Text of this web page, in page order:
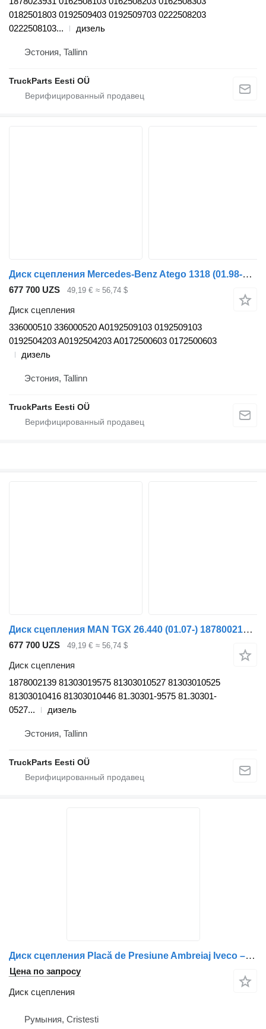
0182501803 0192509403 0192509703 0222508203
0222508103...
дизель
Эстония, Tallinn
TruckParts Eesti OÜ
Диск сцепления Mercedes-Benz Atego 1318 (01.98-12.04) 336000510 для тягача Mercedes-Benz Atego, Atego 2, Atego 3 (1996-)
677 700 UZS 49,19 € ≈ 56,74 $
Диск сцепления
336000510 336000520 A0192509103 0192509103
0192504203 A0192504203 A0172500603 0172500603
дизель
Эстония, Tallinn
TruckParts Eesti OÜ
Диск сцепления MAN TGX 26.440 (01.07-) 1878002139 для тягача MAN TGL, TGM, TGS, TGX (2005-2021)
677 700 UZS 49,19 € ≈ 56,74 $
Диск сцепления
1878002139 81303019575 81303010527 81303010525
81303010416 81303010446 81.30301-9575 81.30301-
0527...
дизель
Эстония, Tallinn
TruckParts Eesti OÜ
Диск сцепления Placă de Presiune Ambreiaj Iveco – Coduri: 500371282, 42102097, для грузовика
Цена по запросу
Диск сцепления
Румыния, Cristesti